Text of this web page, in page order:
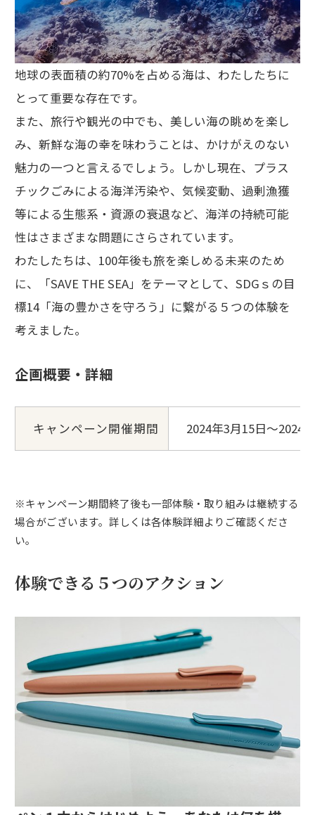
地球の表面積の約70%を占める海は、わたしたちに
とって重要な存在です。
また、旅行や観光の中でも、美しい海の眺めを楽し
み、新鮮な海の幸を味わうことは、かけがえのない
魅力の一つと言えるでしょう。しかし現在、プラス
チックごみによる海洋汚染や、気候変動、過剰漁獲
等による生態系・資源の衰退など、海洋の持続可能
性はさまざまな問題にさらされています。
わたしたちは、100年後も旅を楽しめる未来のため
に、「SAVE THE SEA」をテーマとして、SDGｓの目
標14「海の豊かさを守ろう」に繋がる５つの体験を
考えました。
企画概要・詳細
キャンペーン開催期間 2024年3月15日～2024
※キャンペーン期間終了後も一部体験・取り組みは継続する
場合がございます。詳しくは各体験詳細よりご確認くださ
い。
体験できる５つのアクション